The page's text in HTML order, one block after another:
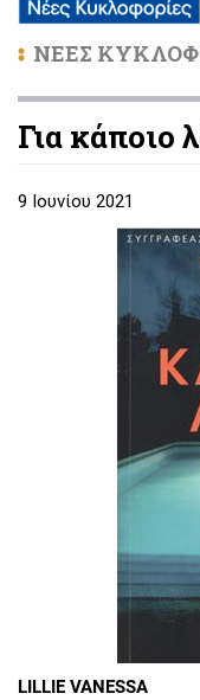
ΝΕΕΣ
Για κάποιο
9 Ιουνίου 2021
LILLIE VANESSA